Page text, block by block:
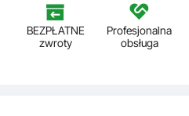
BEZPŁATNE
zwroty
Profesjonalna
obsługa